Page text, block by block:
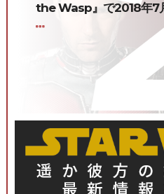
the Wasp』で2018年7